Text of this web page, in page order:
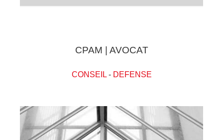
CPAM | AVOCAT
CONSEIL- DEFENSE